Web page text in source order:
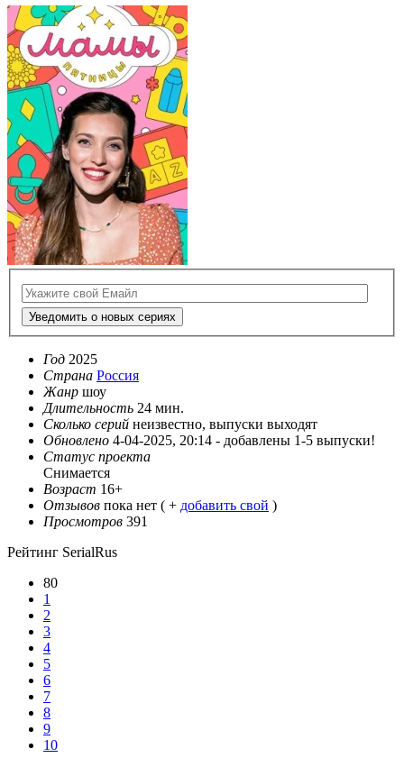
Уведомить о новых сериях
Год 2025
Страна Россия
Жанр шоу
Длительность 24 мин.
Сколько серий неизвестно, выпуски выходят
Обновлено 4-04-2025, 20:14 - добавлены 1-5 выпуски!
Статус проекта
Снимается
Возраст 16+
Отзывов пока нет ( + добавить свой )
Просмотров 391
Рейтинг SerialRus
80
1
2
3
4
5
6
7
8
9
10